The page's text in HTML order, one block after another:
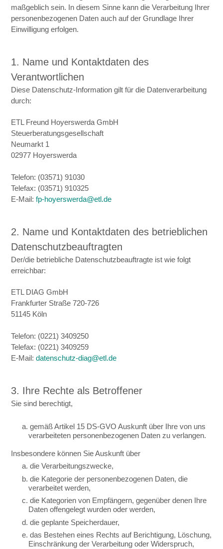
maßgeblich sein. In diesem Sinne kann die Verarbeitung Ihrer
personenbezogenen Daten auch auf der Grundlage Ihrer
Einwilligung erfolgen.
1. Name und Kontaktdaten des
Verantwortlichen
Diese Datenschutz-Information gilt für die Datenverarbeitung
durch:
ETL Freund Hoyerswerda GmbH
Steuerberatungsgesellschaft
Neumarkt 1
02977 Hoyerswerda
Telefon: (03571) 91030
Telefax: (03571) 910325
E-Mail: fp-hoyerswerda@etl.de
2. Name und Kontaktdaten des betrieblichen
Datenschutzbeauftragten
Der/die betriebliche Datenschutzbeauftragte ist wie folgt
erreichbar:
ETL DIAG GmbH
Frankfurter Straße 720-726
51145 Köln
Telefon: (0221) 3409250
Telefax: (0221) 3409259
E-Mail: datenschutz-diag@etl.de
3. Ihre Rechte als Betroffener
Sie sind berechtigt,
a. gemäß Artikel 15 DS-GVO Auskunft über Ihre von uns
verarbeiteten personenbezogenen Daten zu verlangen.
Insbesondere können Sie Auskunft über
a. die Verarbeitungszwecke,
b. die Kategorie der personenbezogenen Daten, die
verarbeitet werden,
c. die Kategorien von Empfängern, gegenüber denen Ihre
Daten offengelegt wurden oder werden,
d. die geplante Speicherdauer,
e. das Bestehen eines Rechts auf Berichtigung, Löschung,
Einschränkung der Verarbeitung oder Widerspruch,